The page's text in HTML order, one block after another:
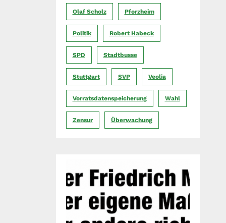
Olaf Scholz Pforzheim
Politik Robert Habeck
SPD Stadtbusse
Stuttgart SVP Veolia
Vorratsdatenspeicherung Wahl
Zensur Überwachung